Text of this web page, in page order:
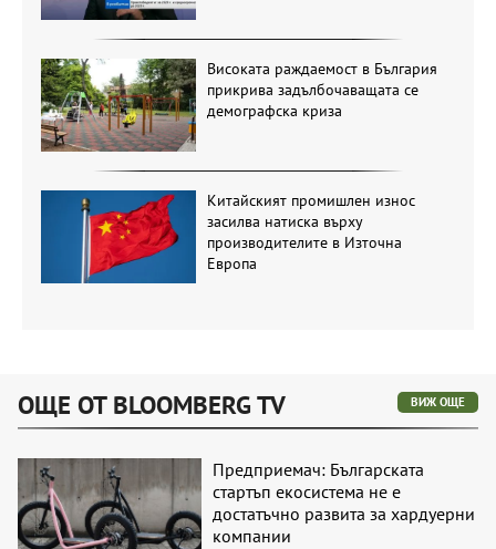
Високата раждаемост в България
прикрива задълбочаващата се
демографска криза
Китайският промишлен износ
засилва натиска върху
производителите в Източна
Европа
ОЩЕ ОТ BLOOMBERG TV ВИЖ ОЩЕ
Предприемач: Българската
стартъп екосистема не е
достатъчно развита за хардуерни
компании